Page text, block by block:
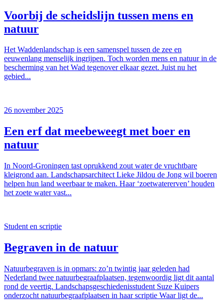
Voorbij de scheidslijn tussen mens en
natuur
Het Waddenlandschap is een samenspel tussen de zee en
eeuwenlang menselijk ingrijpen. Toch worden mens en natuur in de
bescherming van het Wad tegenover elkaar gezet. Juist nu het
gebied...
26 november 2025
Een erf dat meebeweegt met boer en
natuur
In Noord-Groningen tast oprukkend zout water de vruchtbare
kleigrond aan. Landschapsarchitect Lieke Jildou de Jong wil boeren
helpen hun land weerbaar te maken. Haar ‘zoetwatererven’ houden
het zoete water vast...
Student en scriptie
Begraven in de natuur
Natuurbegraven is in opmars: zo’n twintig jaar geleden had
Nederland twee natuurbegraafplaatsen, tegenwoordig ligt dit aantal
rond de veertig. Landschapsgeschiedenisstudent Suze Kuipers
onderzocht natuurbegraafplaatsen in haar scriptie Waar ligt de...